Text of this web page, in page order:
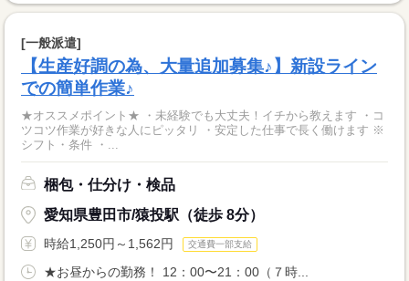
[一般派遣]
【生産好調の為、大量追加募集♪】新設ライン
での簡単作業♪
★オススメポイント★ ・未経験でも大丈夫！イチから教えます ・コ
ツコツ作業が好きな人にピッタリ ・安定した仕事で長く働けます ※
シフト・条件 ・...
梱包・仕分け・検品
愛知県豊田市/猿投駅（徒歩 8分）
時給1,250円～1,562円 交通費一部支給
★お昼からの勤務！ 12：00〜21：00（７時...